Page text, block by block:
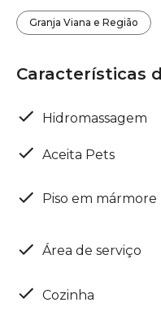
Granja Viana e Região
Características
Hidromassagem
Aceita Pets
Piso em mármore
Área de serviço
Cozinha